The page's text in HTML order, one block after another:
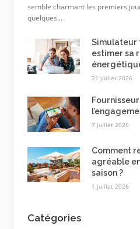
semble charmant les premiers
quelques...
Simulateur
estimer sa
21 juillet 2026
7 juillet 2026
Comment
agréable
saison ?
1 juillet 2026
Catégories